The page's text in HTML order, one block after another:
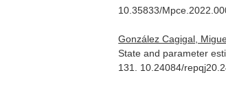
10.35833/
González Cagigal,
State and parameter
131. 10.24084/